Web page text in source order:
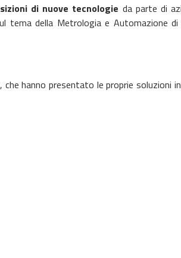
di nuove tecnologie da parte di
tema della Metrologia e Automazione
hanno presentato le proprie